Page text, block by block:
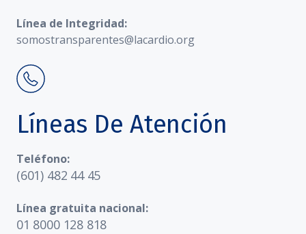
Línea de Integridad:
somostransparentes@lacardio.org
Líneas De Atención
Teléfono:
(601) 482 44 45
Línea gratuita nacional:
01 8000 128 818